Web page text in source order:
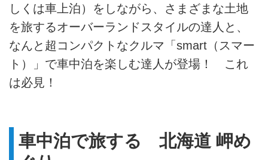
しくは車上泊）をしながら、さまざまな土地
を旅するオーバーランドスタイルの達人と、
なんと超コンパクトなクルマ「smart（スマー
ト）」で車中泊を楽しむ達人が登場！ これ
は必見！
車中泊で旅する 北海道 岬め